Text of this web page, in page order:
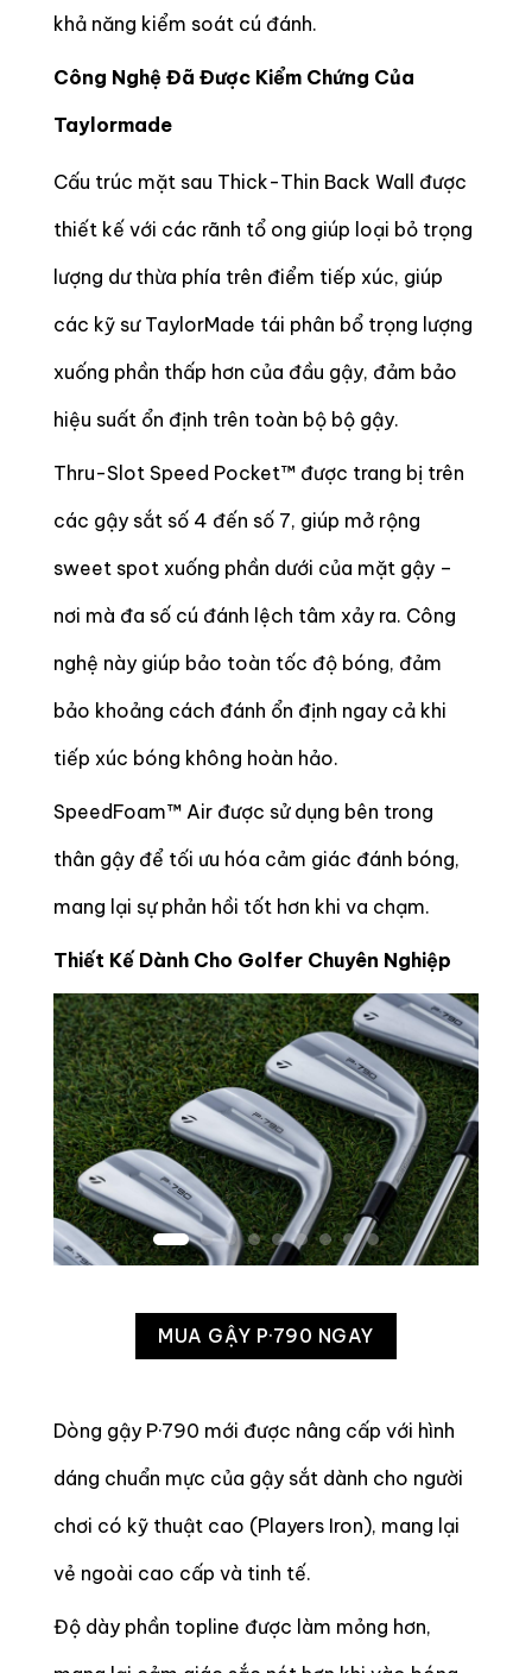
khả năng kiểm soát cú đánh.
Công Nghệ Đã Được Kiểm Chứng Của
Taylormade
Cấu trúc mặt sau Thick-Thin Back Wall được
thiết kế với các rãnh tổ ong giúp loại bỏ trọng
lượng dư thừa phía trên điểm tiếp xúc, giúp
các kỹ sư TaylorMade tái phân bổ trọng lượng
xuống phần thấp hơn của đầu gậy, đảm bảo
hiệu suất ổn định trên toàn bộ bộ gậy.
Thru-Slot Speed Pocket™ được trang bị trên
các gậy sắt số 4 đến số 7, giúp mở rộng
sweet spot xuống phần dưới của mặt gậy –
nơi mà đa số cú đánh lệch tâm xảy ra. Công
nghệ này giúp bảo toàn tốc độ bóng, đảm
bảo khoảng cách đánh ổn định ngay cả khi
tiếp xúc bóng không hoàn hảo.
SpeedFoam™ Air được sử dụng bên trong
thân gậy để tối ưu hóa cảm giác đánh bóng,
mang lại sự phản hồi tốt hơn khi va chạm.
Thiết Kế Dành Cho Golfer Chuyên Nghiệp
MUA GẬY P·790 NGAY
Dòng gậy P·790 mới được nâng cấp với hình
dáng chuẩn mực của gậy sắt dành cho người
chơi có kỹ thuật cao (Players Iron), mang lại
vẻ ngoài cao cấp và tinh tế.
Độ dày phần topline được làm mỏng hơn,